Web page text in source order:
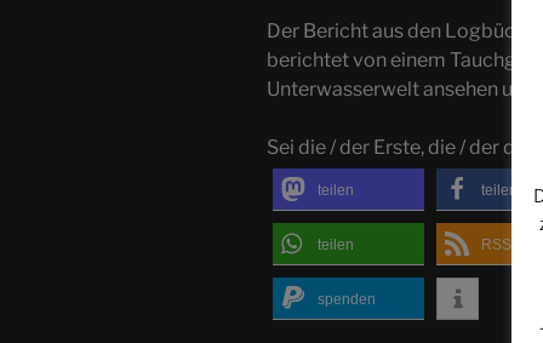
Auf
Fotosafari“
von
anzeigen
Der Bericht aus den
berichtet von einem
Unterwasserwelt ansehen
Sei die / der Erste, die / der
teilen teilen
teilen RSS-feed
spenden